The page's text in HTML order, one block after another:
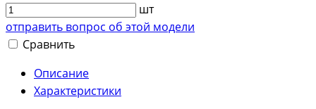
шт
отправить вопрос об этой модели
Сравнить
Описание
Характеристики